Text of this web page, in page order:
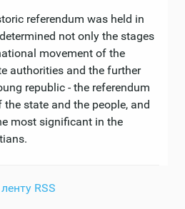
referendum was held in
not only the stages
movement of the
authorities and the further
republic - the referendum
state and the people, and
most significant in the
RSS